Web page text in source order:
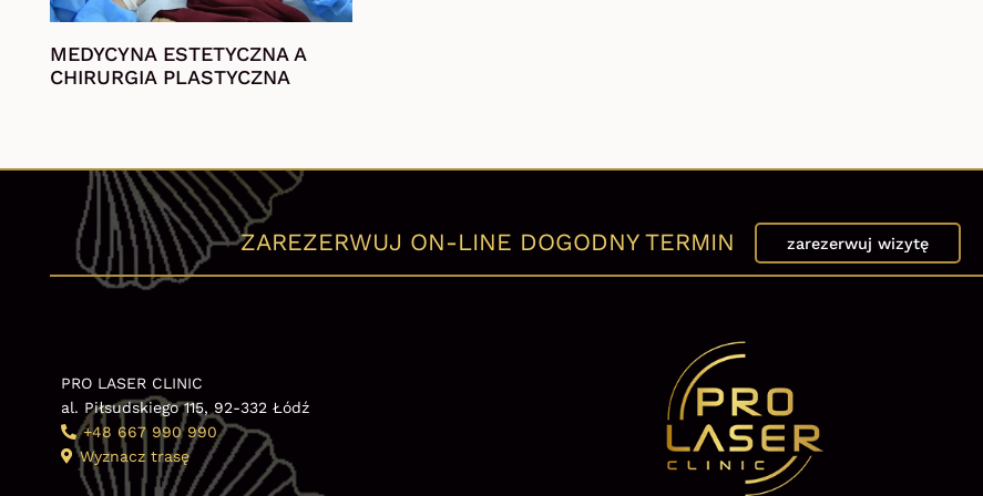
MEDYCYNA ESTETYCZNA A
CHIRURGIA PLASTYCZNA
ZAREZERWUJ ON-LINE DOGODNY TERMIN zarezerwuj wizytę
PRO LASER CLINIC
al. Piłsudskiego 115, 92-332 Łódź
+48 667 990 990
Wyznacz trasę